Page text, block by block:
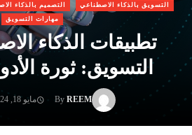
التسويق بالذكاء الاصطناعي التصميم بالذكاء
مهارات التسويق
تطبيقات الذكاء
التسويق: ثورة
ByREEM مايو 18, 2024